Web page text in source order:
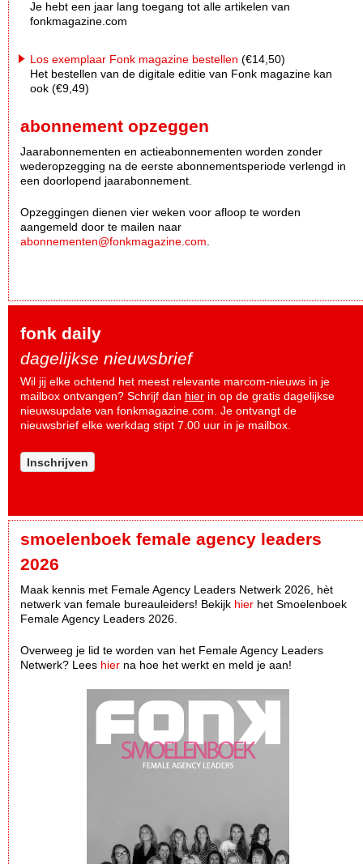
Je hebt een jaar lang toegang tot alle artikelen van
fonkmagazine.com
Los exemplaar Fonk magazine bestellen (€14,50)
Het bestellen van de digitale editie van Fonk magazine kan
ook (€9,49)
abonnement opzeggen
Jaarabonnementen en actieabonnementen worden zonder
wederopzegging na de eerste abonnementsperiode verlengd in
een doorlopend jaarabonnement.
Opzeggingen dienen vier weken voor afloop te worden
aangemeld door te mailen naar
abonnementen@fonkmagazine.com
fonk daily
dagelijkse nieuwsbrief
Wil jij elke ochtend het meest relevante marcom-nieuws in je
mailbox ontvangen? Schrijf dan hier in op de gratis dagelijkse
nieuwsupdate van fonkmagazine.com. Je ontvangt de
nieuwsbrief elke werkdag stipt 7.00 uur in je mailbox.
Inschrijven
smoelenboek female agency leaders
2026
Maak kennis met Female Agency Leaders Netwerk 2026, hèt
netwerk van female bureauleiders! Bekijk hier het Smoelenboek
Female Agency Leaders 2026.
Overweeg je lid te worden van het Female Agency Leaders
Netwerk? Lees hier na hoe het werkt en meld je aan!